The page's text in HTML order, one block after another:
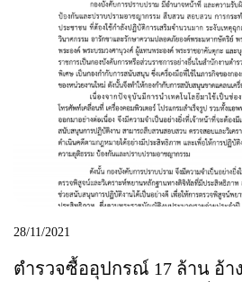
28/11/2021
ตำรวจซื้ออุปกรณ์ 17 ล้าน อ้า